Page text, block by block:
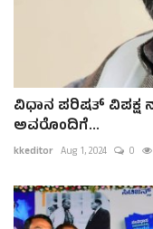
ವಿಧಾನ ಪರಿಷತ್ ವಿಪಕ್ಷ
ಅವರೊಂದಿಗೆ...
kkeditor Aug 1, 2024 0